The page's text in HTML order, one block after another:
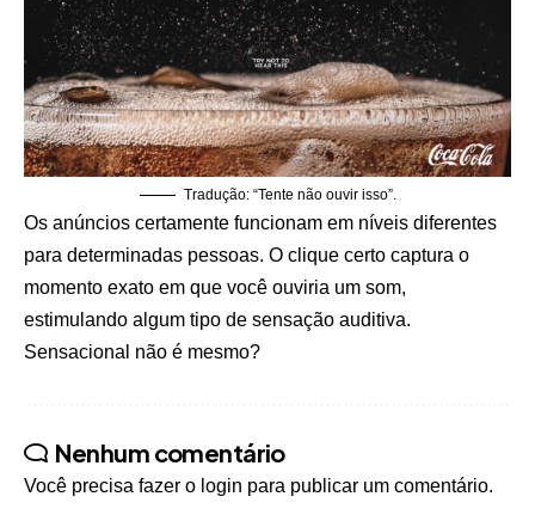
Tradução: “Tente não ouvir isso”.
Os anúncios certamente funcionam em níveis diferentes
para determinadas pessoas. O clique certo captura o
momento exato em que você ouviria um som,
estimulando algum tipo de sensação auditiva.
Sensacional não é mesmo?
Nenhum comentário
Você precisa fazer o login para publicar um comentário.